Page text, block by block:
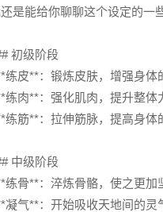
是能给你聊聊这个设定的一
初级阶段
练皮**：锻炼皮肤，增强身体
练肉**：强化肌肉，提升整体
练筋**：拉伸筋脉，提高身体
中级阶段
练骨**：淬炼骨骼，使之更加
凝气**：开始吸收天地间的灵